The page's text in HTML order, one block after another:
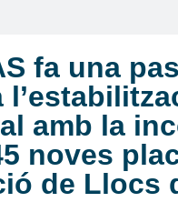
fa una
amb la
noves
de Llocs